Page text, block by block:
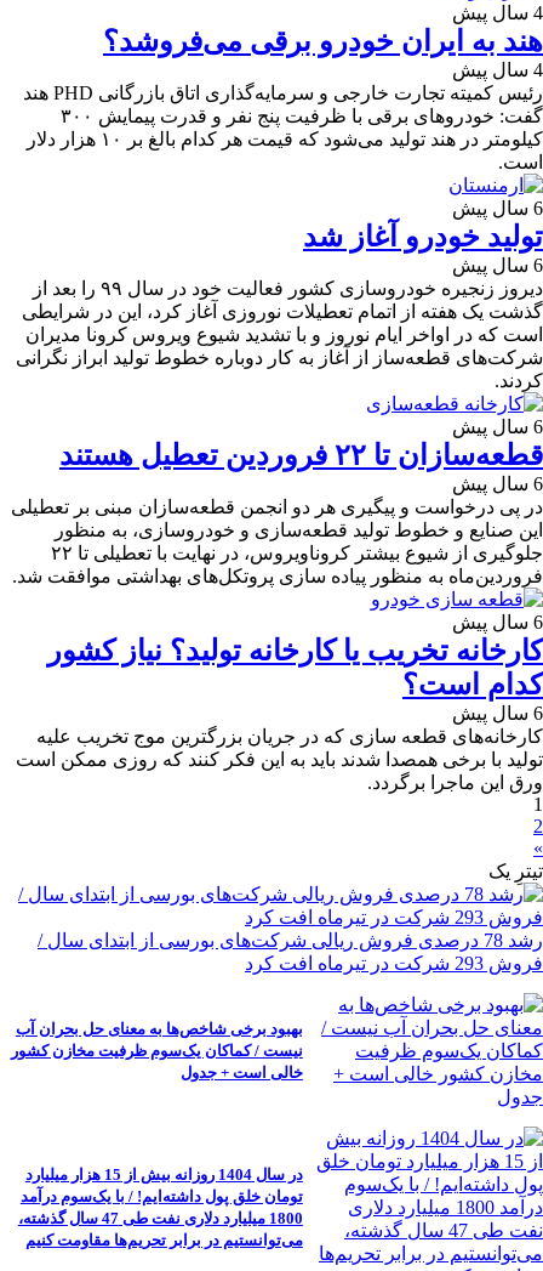
4 سال پیش
هند به ایران خودرو برقی می‌فروشد؟
4 سال پیش
رئیس کمیته تجارت خارجی و سرمایه‌گذاری اتاق بازرگانی PHD هند
گفت: خودروهای برقی با ظرفیت پنج نفر و قدرت پیمایش ۳۰۰
کیلومتر در هند تولید می‌شود که قیمت هر کدام بالغ بر ۱۰ هزار دلار
است.
6 سال پیش
تولید خودرو آغاز شد
6 سال پیش
دیروز زنجیره خودروسازی کشور فعالیت خود در سال ۹۹ را بعد از
گذشت یک هفته از اتمام تعطیلات نوروزی آغاز کرد، این در شرایطی
است که در اواخر ایام نوروز و با تشدید شیوع ویروس کرونا مدیران
شرکت‌های قطعه‌ساز از آغاز به کار دوباره خطوط تولید ابراز نگرانی
کردند.
6 سال پیش
قطعه‌سازان تا ۲۲ فروردین تعطیل هستند
6 سال پیش
در پی درخواست و پیگیری هر دو انجمن قطعه‌سازان مبنی بر تعطیلی
این صنایع و خطوط تولید قطعه‌سازی و خودروسازی، به منظور
جلوگیری از شیوع بیشتر کروناویروس، در نهایت با تعطیلی تا ۲۲
فروردین‌ماه به منظور پیاده سازی پروتکل‌های بهداشتی موافقت شد.
6 سال پیش
کارخانه تخریب یا کارخانه تولید؟ نیاز کشور
کدام است؟
6 سال پیش
کارخانه‌های قطعه سازی که در جریان بزرگترین موج تخریب علیه
تولید با برخی همصدا شدند باید به این فکر کنند که روزی ممکن است
ورق این ماجرا برگردد.
1
2
»
تیترِ یک
رشد 78 درصدی فروش ریالی شرکت‌های بورسی از ابتدای سال /
فروش 293 شرکت در تیرماه افت کرد
بهبود برخی شاخص‌ها به معنای حل بحران آب
نیست / کماکان یک‌سوم ظرفیت مخازن کشور
خالی است + جدول
در سال 1404 روزانه بیش از 15 هزار میلیارد
تومان خلق پول داشته‌ایم! / با یک‌سوم درآمد
1800 میلیارد دلاری نفت طی 47 سال گذشته،
می‌توانستیم در برابر تحریم‌ها مقاومت کنیم